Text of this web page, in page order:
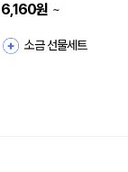
6,160원 ~
소금 선물세트